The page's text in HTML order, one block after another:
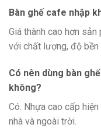
Bàn ghế cafe nhập
Giá thành cao hơn
với chất lượng, độ
Có nên dùng bàn
không?
Có. Nhựa cao cấp
nhà và ngoài trời.